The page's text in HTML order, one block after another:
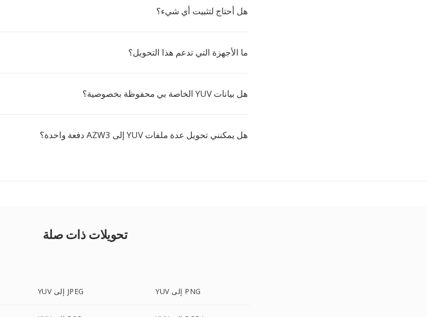
هل أحتاج لتثبيت أي شيء؟
ما الأجهزة التي تدعم هذا التحويل؟
هل بيانات YUV الخاصة بي محفوظة بخصوصية؟
هل يمكنني تحويل عدة ملفات YUV إلى AZW3 دفعة واحدة؟
تحويلات ذات صلة
YUV إلى JPEG YUV إلى PNG